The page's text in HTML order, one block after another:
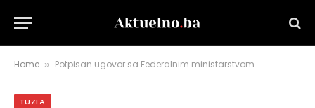
Home » Potpisan ugovor sa Federalnim ministarstvom
TUZLA